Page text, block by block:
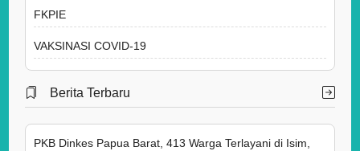
FKPIE
VAKSINASI COVID-19
Berita Terbaru
PKB Dinkes Papua Barat, 413 Warga Terlayani di Isim,